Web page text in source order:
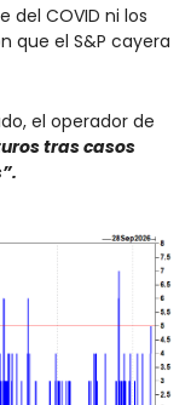
del COVID ni los
que el S&P cayera
el operador de
tras casos